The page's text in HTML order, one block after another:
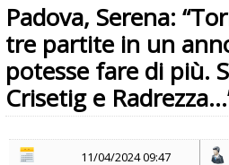
Padova, Serena:
tre partite in un
potesse fare di più.
Crisetig e
11/04/2024 09:47